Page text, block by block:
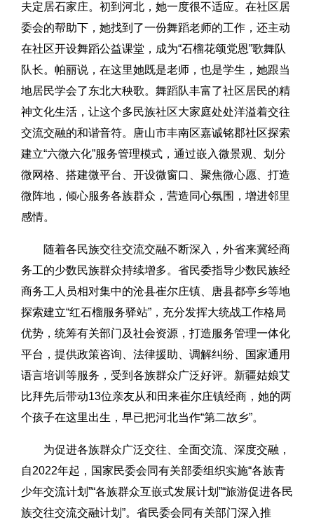
夫定居石家庄。初到河北，她一度很不适应。在社区居
委会的帮助下，她找到了一份舞蹈老师的工作，还主动
在社区开设舞蹈公益课堂，成为“石榴花颂党恩”歌舞队
队长。帕丽说，在这里她既是老师，也是学生，她跟当
地居民学会了东北大秧歌。舞蹈队丰富了社区居民的精
神文化生活，让这个多民族社区大家庭处处洋溢着交往
交流交融的和谐音符。唐山市丰南区嘉诚铭郡社区探索
建立“六微六化”服务管理模式，通过嵌入微景观、划分
微网格、搭建微平台、开设微窗口、聚焦微心愿、打造
微阵地，倾心服务各族群众，营造同心氛围，增进邻里
感情。
随着各民族交往交流交融不断深入，外省来冀经商
务工的少数民族群众持续增多。省民委指导少数民族经
商务工人员相对集中的沧县崔尔庄镇、唐县都亭乡等地
探索建立“红石榴服务驿站”，充分发挥大统战工作格局
优势，统筹有关部门及社会资源，打造服务管理一体化
平台，提供政策咨询、法律援助、调解纠纷、国家通用
语言培训等服务，受到各族群众广泛好评。新疆姑娘艾
比拜先后带动13位亲友从和田来崔尔庄镇经商，她的两
个孩子在这里出生，早已把河北当作“第二故乡”。
为促进各族群众广泛交往、全面交流、深度交融，
自2022年起，国家民委会同有关部委组织实施“各族青
少年交流计划”“各族群众互嵌式发展计划”“旅游促进各民
族交往交流交融计划”。省民委会同有关部门深入推